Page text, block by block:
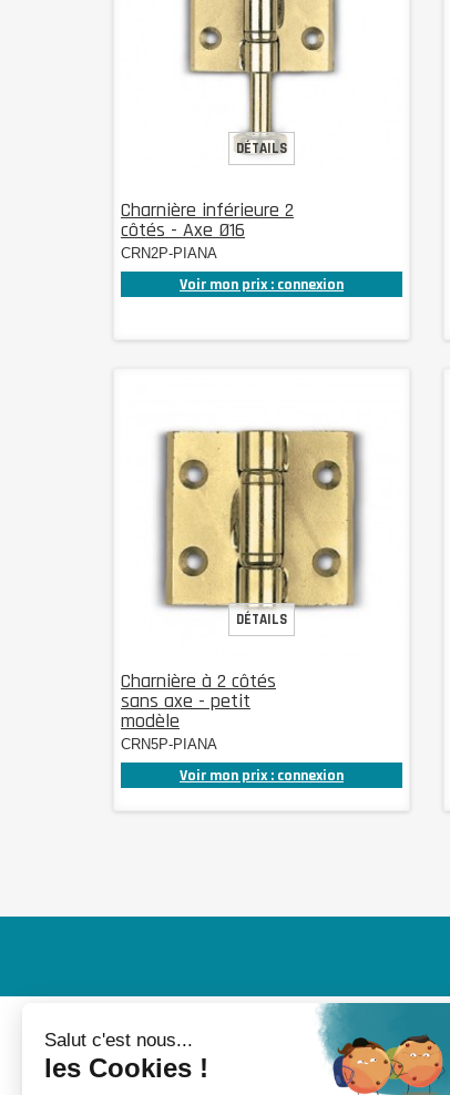
Charnière inférieure 2
côtés - Axe Ø16
CRN2P-PIANA
Voir mon prix : connexion
DÉTAILS
Charnière à 2 côtés
sans axe - petit
modèle
CRN5P-PIANA
Voir mon prix : connexion
DÉTAILS
MON COMPTE INFORMATIONS
Nouveaux produits